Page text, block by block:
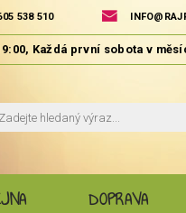
538 510
DOPRAVA